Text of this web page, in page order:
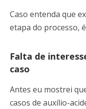
Caso entenda que
etapa do processo,
Falta de
caso
Antes eu mostrei
casos de auxílio-